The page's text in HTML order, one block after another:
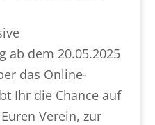
ab dem 20.05.2025
das Online-
Ihr die Chance auf
Verein, zur